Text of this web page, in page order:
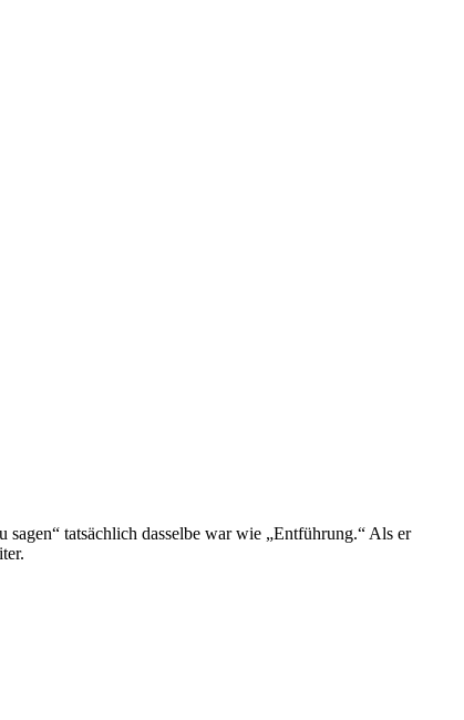
tatsächlich dasselbe war wie „Entführung.“ Als er